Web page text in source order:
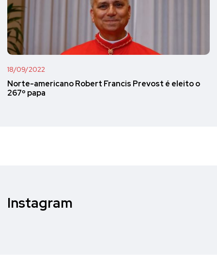
18/09/2022
Norte-americano Robert Francis Prevost é eleito o
267º papa
Instagram